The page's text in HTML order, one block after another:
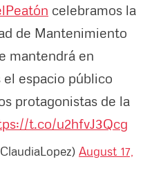
celebramos la
de Mantenimiento
mantendrá en
espacio público
protagonistas de la
t.co/u2hfvJ3Qcg
August 17,